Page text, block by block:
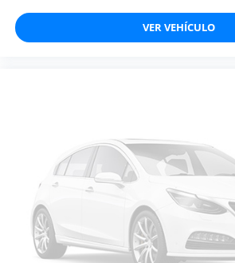
VER VEHÍCULO